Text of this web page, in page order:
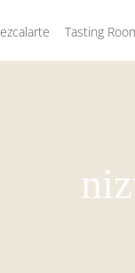
Tasting